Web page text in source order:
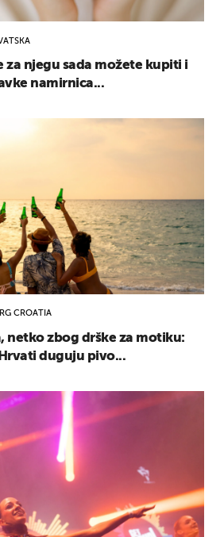
za njegu sada možete kupiti i
namirnica...
CROATIA
netko zbog drške za motiku:
duguju pivo...